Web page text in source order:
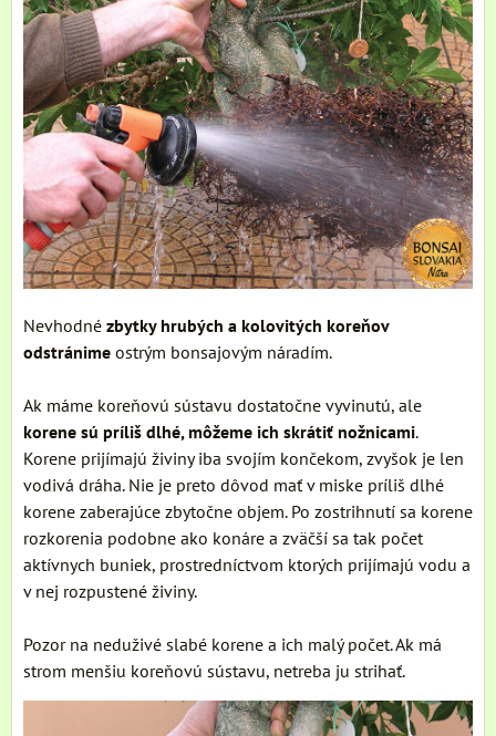
Nevhodné zbytky hrubých a kolovitých koreňov
odstránime ostrým bonsajovým náradím.
Ak máme koreňovú sústavu dostatočne vyvinutú, ale
korene sú príliš dlhé, môžeme ich skrátiť nožnicami.
Korene prijímajú živiny iba svojím končekom, zvyšok je len
vodivá dráha. Nie je preto dôvod mať v miske príliš dlhé
korene zaberajúce zbytočne objem. Po zostrihnutí sa korene
rozkorenia podobne ako konáre a zväčší sa tak počet
aktívnych buniek, prostredníctvom ktorých prijímajú vodu a
v nej rozpustené živiny.
Pozor na neduživé slabé korene a ich malý počet. Ak má
strom menšiu koreňovú sústavu, netreba ju strihať.